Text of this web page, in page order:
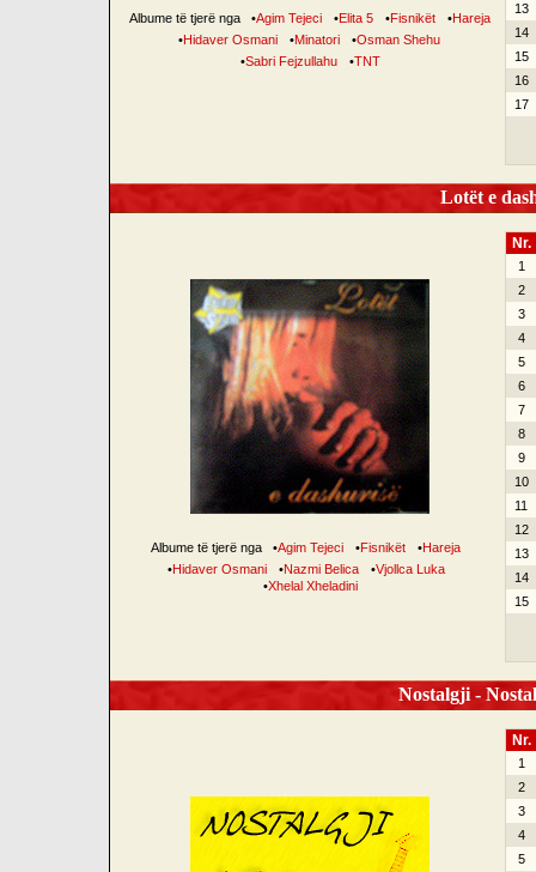
Albume të tjerë nga •Agim Tejeci •Elita 5 •Fisnikët •Hareja
•Hidaver Osmani •Minatori •Osman Shehu
•Sabri Fejzullahu •TNT
13
14
15
16
17
Lotët e
Albume të tjerë nga •Agim Tejeci •Fisnikët •Hareja
•Hidaver Osmani •Nazmi Belica •Vjollca Luka
•Xhelal Xheladini
Nr.
1
2
3
4
5
6
7
8
9
10
11
12
13
14
15
Nostalgji -
Nr.
1
2
3
4
5